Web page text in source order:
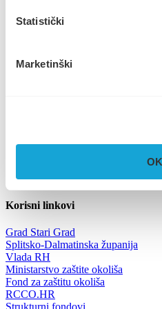
Statistički
Marketinški
OK
image_67517185 (2.57 MB)
info@komunalno-stari-grad.hr
Korisni linkovi
Grad Stari Grad
Splitsko-Dalmatinska županija
Vlada RH
Ministarstvo zaštite okoliša
Fond za zaštitu okoliša
RCCO.HR